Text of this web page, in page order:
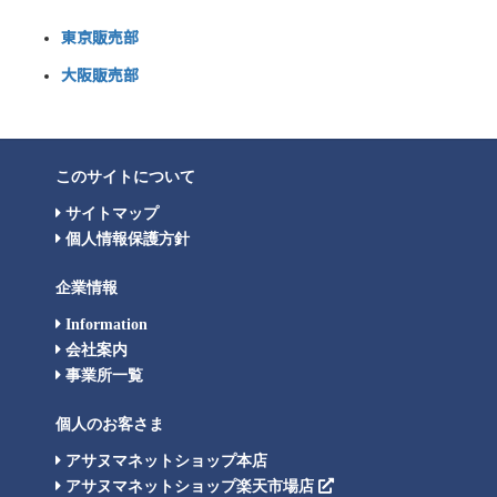
東京販売部
大阪販売部
このサイトについて
サイトマップ
個人情報保護方針
企業情報
Information
会社案内
事業所一覧
個人のお客さま
アサヌマネットショップ本店
アサヌマネットショップ楽天市場店